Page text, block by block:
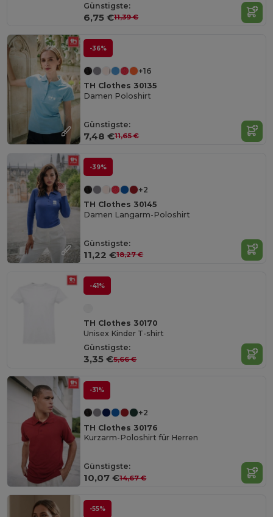
Günstigste:
6,75 €11,39 €
-36%
+16
TH Clothes 30135
Damen Poloshirt
Günstigste:
7,48 €11,65 €
-39%
+2
TH Clothes 30145
Damen Langarm-Poloshirt
Günstigste:
11,22 €18,27 €
-41%
TH Clothes 30170
Unisex Kinder T-shirt
Günstigste:
3,35 €5,66 €
-31%
+2
TH Clothes 30176
Kurzarm-Poloshirt für Herren
Günstigste:
10,07 €14,67 €
-55%